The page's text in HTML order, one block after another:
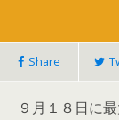
Share
９月１８日に